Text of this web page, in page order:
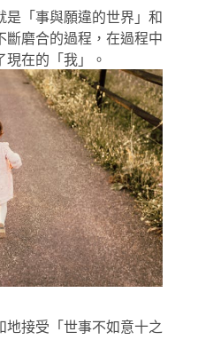
是「事與願違的世界」和
斷磨合的過程，在過程中
現在的「我」。
地接受「世事不如意十之